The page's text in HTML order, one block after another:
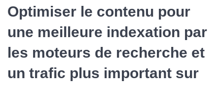
Optimiser le contenu pour
une meilleure indexation par
les moteurs de recherche et
un trafic plus important sur